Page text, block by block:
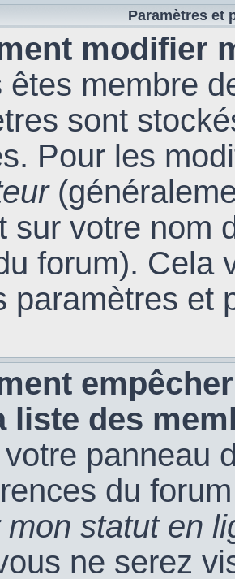
Paramètres et
modifier
êtes membre
sont
Pour les
sur votre nom
forum). Cela
paramètres et
liste des
panneau
du
mon statut en
ne serez